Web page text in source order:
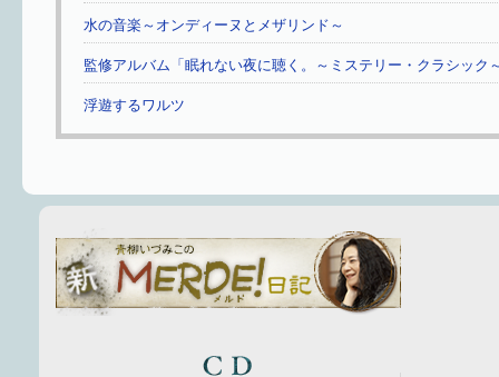
水の音楽～オンディーヌとメザリンド～
監修アルバム「眠れない夜に聴く。～ミステリー・クラシック
浮遊するワルツ